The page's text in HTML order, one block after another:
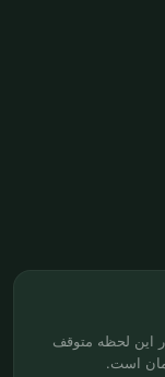
این لحظه متوقف
است.